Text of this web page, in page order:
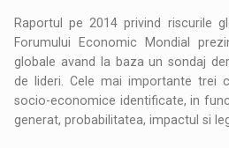
Raportul pe 2014 privind riscurile
Forumului Economic Mondial
globale avand la baza un sondaj
de lideri. Cele mai importante trei
socio-economice identificate, in
generat, probabilitatea, impactul si